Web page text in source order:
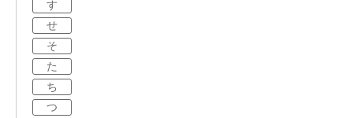
す
せ
そ
た
ち
つ